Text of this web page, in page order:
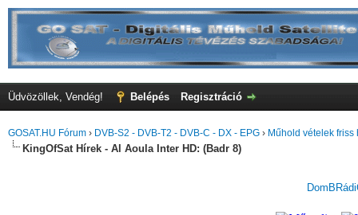
Üdvözöllek, Vendég! Belépés Regisztráció
GOSAT.HU Fórum › DVB-S2 - DVB-T2 - DVB-C - DX - EPG › Műhold vételek friss
KingOfSat Hírek - Al Aoula Inter HD: (Badr 8)